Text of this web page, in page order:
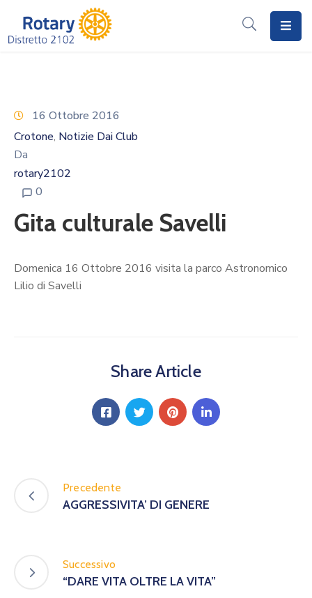
Rotary
Distretto
2102
Notizie
Programmi
16 Ottobre 2016
Crotone‚ Notizie Dai Club
Da
rotary2102
0
Gita culturale Savelli
Domenica 16 Ottobre 2016 visita la parco Astronomico
Lilio di Savelli
Share Article
Precedente
AGGRESSIVITA’ DI GENERE
Successivo
“DARE VITA OLTRE LA VITA”